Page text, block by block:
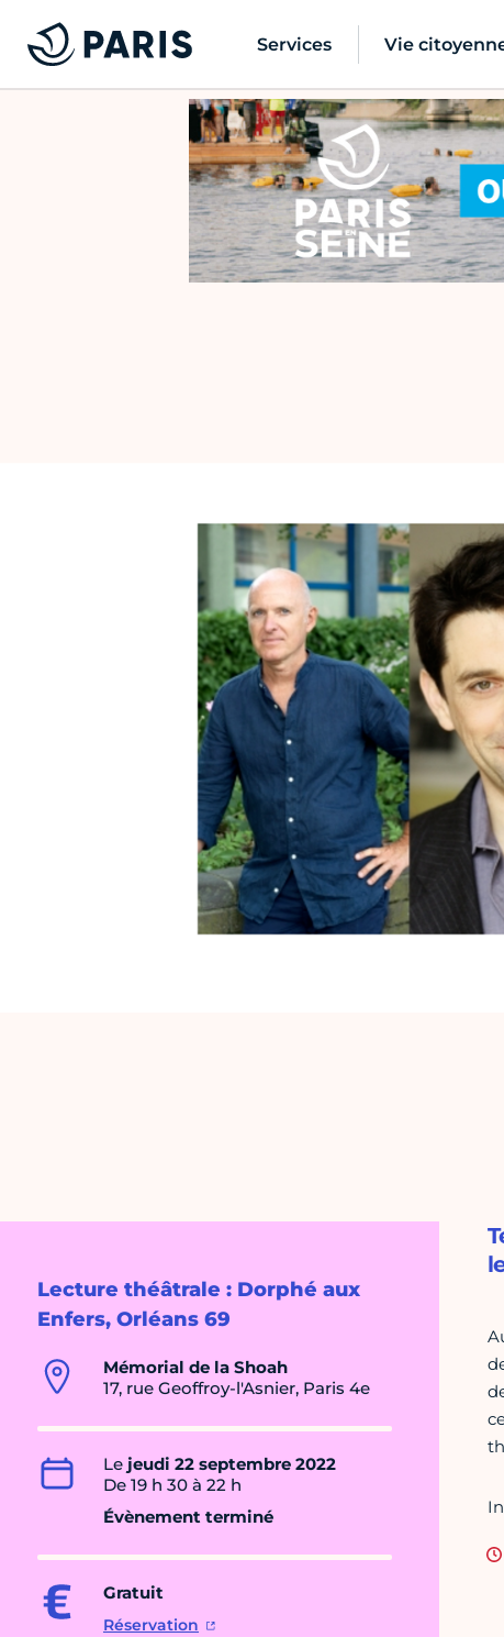
Services Vie
Lecture théâtrale : Dorphé aux
Enfers, Orléans 69
Mémorial de la Shoah
17, rue Geoffroy-l'Asnier, Paris 4e
Le jeudi 22 septembre 2022
De 19 h 30 à 22 h
Évènement terminé
Gratuit
Réservation